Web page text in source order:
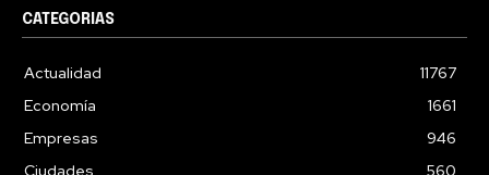
CATEGORIAS
Actualidad
11767
Economía
1661
Empresas
946
Ciudades
560